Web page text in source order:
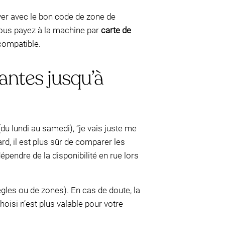
avec le bon code de zone de
payez à la machine par carte de
jusqu’à
lundi au samedi), “je vais juste me
il est plus sûr de comparer les
de la disponibilité en rue lors
ou de zones). En cas de doute, la
n’est plus valable pour votre